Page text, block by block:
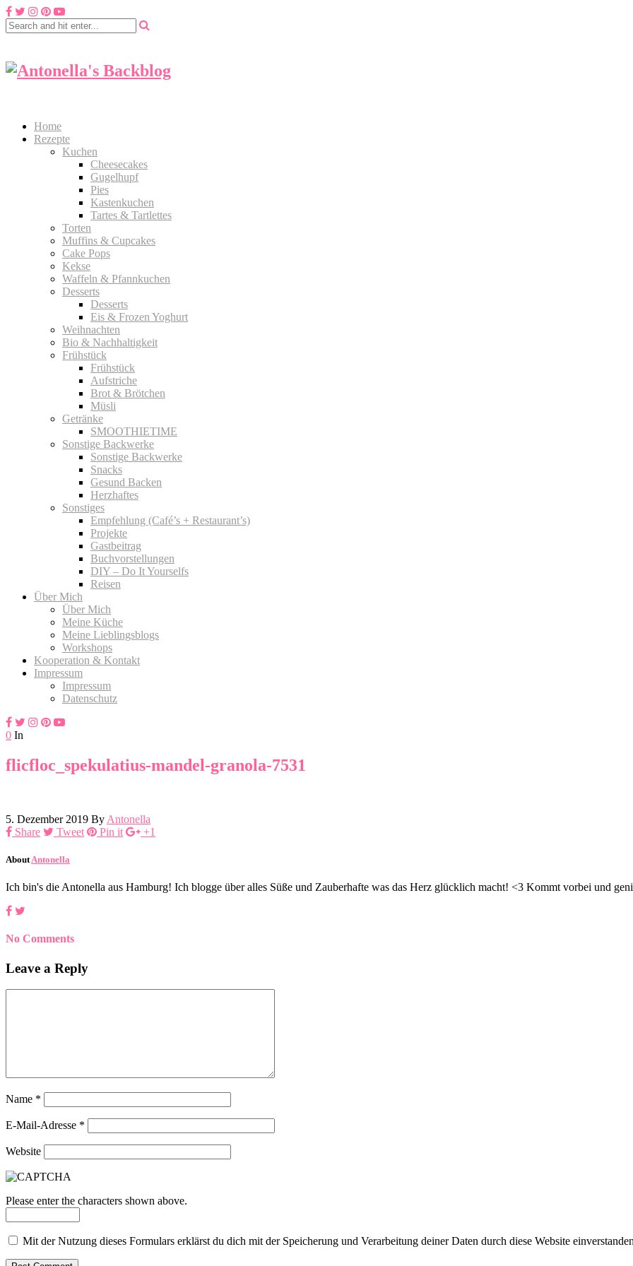
Home
Rezepte
Kuchen
Cheesecakes
Gugelhupf
Pies
Kastenkuchen
Tartes & Tartlettes
Torten
Muffins & Cupcakes
Cake Pops
Kekse
Waffeln & Pfannkuchen
Desserts
Desserts
Eis & Frozen Yoghurt
Weihnachten
Bio & Nachhaltigkeit
Frühstück
Frühstück
Aufstriche
Brot & Brötchen
Müsli
Getränke
SMOOTHIETIME
Sonstige Backwerke
Sonstige Backwerke
Snacks
Gesund Backen
Herzhaftes
Sonstiges
Empfehlung (Café’s + Restaurant’s)
Projekte
Gastbeitrag
Buchvorstellungen
DIY – Do It Yourselfs
Reisen
Über Mich
Über Mich
Meine Küche
Meine Lieblingsblogs
Workshops
Kooperation & Kontakt
Impressum
Impressum
Datenschutz
0 In
flicfloc_spekulatius-mandel-granola-7531
5. Dezember 2019 By Antonella
Share
Tweet Pin it +1
About Antonella
Ich bin's die Antonella aus Hamburg! Ich blogge über alles Süße und Zauberhafte was das Herz glücklich macht! <3 Kommt vorbei und
No Comments
Leave a Reply
Name *
E-Mail-Adresse *
Website
Please enter the characters shown above.
Mit der Nutzung dieses Formulars erklärst du dich mit der Speicherung und Verarbeitung deiner Daten durch diese Website